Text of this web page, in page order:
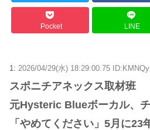
Pocket LINE
1: 2026/04/29(水) 18:29:00.75
スポニチアネックス取材班
元Hysteric Blueボーカル、
「やめてください」5月に23